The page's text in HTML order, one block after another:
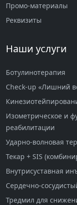
Промо-материалы
Реквизиты
Наши услуги
Ботулинотерапия
Check-up «Лишний
Изометрическое и
реабилитации
Ударно-волновая
Текар + SIS
Внутрисуставная
Сердечно-
Тредмил для